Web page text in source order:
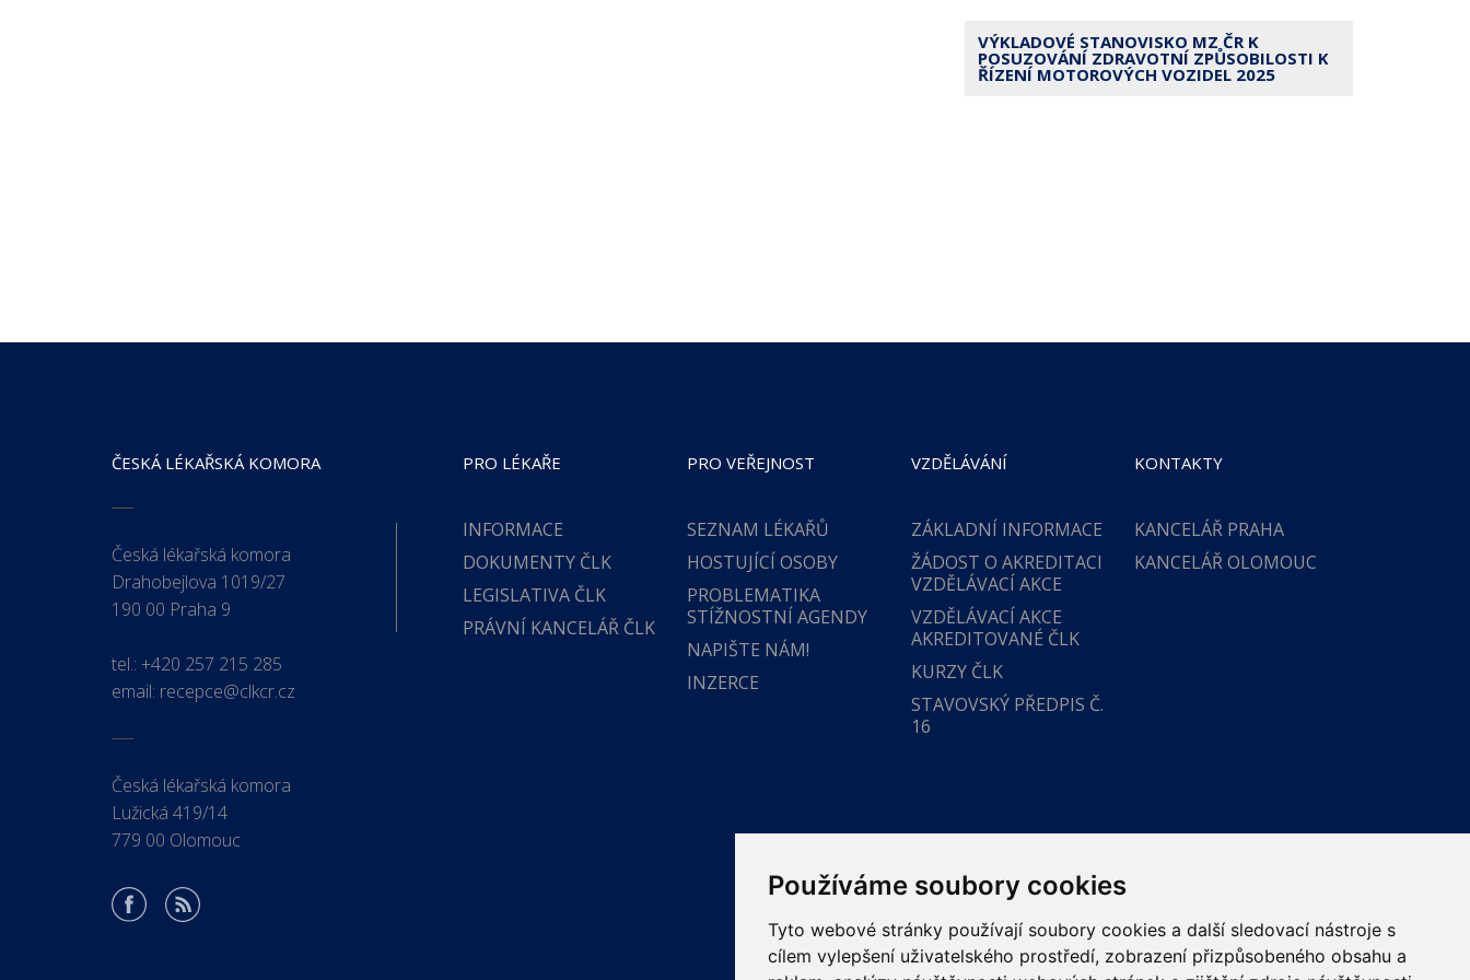
Používáme soubory cookies
Tyto webové stránky používají soubory cookies a další sledovací nástroje s
cílem vylepšení uživatelského prostředí, zobrazení přizpůsobeného obsahu a
VÝKLADOVÉ STANOVISKO MZ ČR K
POSUZOVÁNÍ ZDRAVOTNÍ ZPŮSOBILOSTI K
ŘÍZENÍ MOTOROVÝCH VOZIDEL 2025
ČESKÁ LÉKAŘSKÁ KOMORA
Česká lékařská komora
Drahobejlova 1019/27
190 00 Praha 9
tel.: +420 257 215 285
email: recepce@clkcr.cz
Česká lékařská komora
Lužická 419/14
779 00 Olomouc
PRO LÉKAŘE
INFORMACE
DOKUMENTY ČLK
LEGISLATIVA ČLK
PRÁVNÍ KANCELÁŘ ČLK
PRO VEŘEJNOST
SEZNAM LÉKAŘŮ
HOSTUJÍCÍ OSOBY
PROBLEMATIKA
STÍŽNOSTNÍ AGENDY
NAPIŠTE NÁM!
INZERCE
VZDĚLÁVÁNÍ
ZÁKLADNÍ INFORMACE
ŽÁDOST O AKREDITACI
VZDĚLÁVACÍ AKCE
VZDĚLÁVACÍ AKCE
AKREDITOVANÉ ČLK
KURZY ČLK
STAVOVSKÝ PŘEDPIS Č.
16
KONTAKTY
KANCELÁŘ PRAHA
KANCELÁŘ OLOMOUC